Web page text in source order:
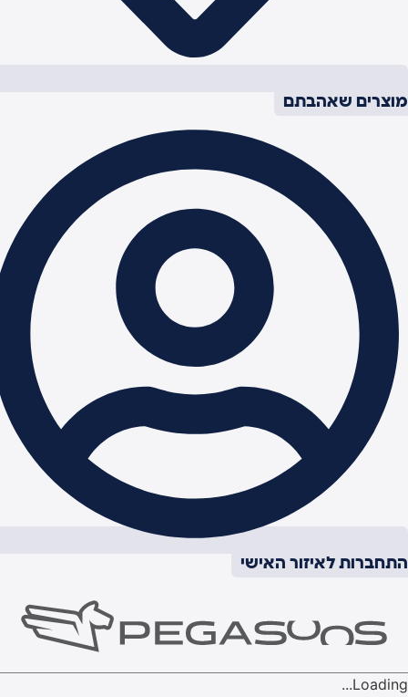
מוצרים שאהבתם
התחברות לאיזור האישי
Loading...